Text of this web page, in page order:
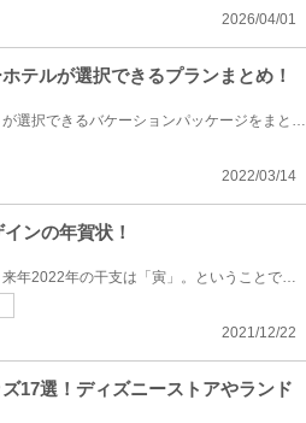
2026/04/01
テルが選択できるプランまとめ！
「東京ディズニーリゾート・トイ・ストーリーホテル」が選択できるバケーションパッケージをまとめてみ...
2022/03/14
ンの年賀状！
郵便局で販売中のディズニーデザイン年賀状をご紹介！来年2022年の干支は「寅」。ということで、郵便局...
2021/12/22
17選！ディズニーストアやランド